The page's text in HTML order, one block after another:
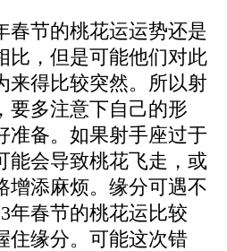
春节的桃花运运势还是
比，但是可能他们对此
来得比较突然。所以射
要多注意下自己的形
准备。如果射手座过于
能会导致桃花飞走，或
增添麻烦。缘分可遇不
年春节的桃花运比较
住缘分。可能这次错